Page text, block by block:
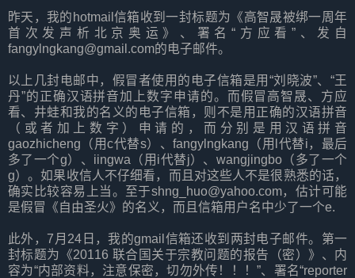
昨天，我的hotmail信箱收到一封标题为《高智晟被绑一周年
首次发声析北京奥运》、署名“方应看”、发自
fangylngkang@gmail.com的电子邮件。
以上几封电邮中，假冒者使用的电子信箱是用“刘晓波”、“王
丹”的正确汉语拼音加上数字申请的。而假冒高智晟、方应
看、井蛙和我的名义的电子信箱，则不是用正确的汉语拼音
（或者加上数字）申请的，而分别是用汉语拼音
gaozhicheng（用c代替s）、fangylngkang（用l代替i，最后
多了一个g）、iingwa（用i代替j）、wangjingbo（多了一个
g）。如果收信人不仔细看，而且对这些人不是很熟悉的话，
确实比较容易上当。至于shng_huo@yahoo.com，估计可能
是假冒《自由圣火》的名义，而且信箱用户名中少了一个e.
此外，7月24日，我的gmail信箱还收到两封电子邮件。第一
封标题为《20116 联合国关于宗教问题的报告（密）》、内
容为“内部资料，注意保密，切勿外传！！！”、署名“reporter